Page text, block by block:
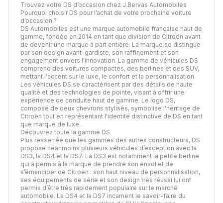
Trouvez votre DS d’occasion chez J.Bervas Automobiles
Pourquoi choisir DS pour l’achat de votre prochaine voiture
d’occasion ?
DS Automobiles est une marque automobile française haut de
gamme, fondée en 2014 en tant que division de Citroën avant
de devenir une marque à part entière. La marque se distingue
par son design avant-gardiste, son raffinement et son
engagement envers l'innovation. La gamme de véhicules DS
comprend des voitures compactes, des berlines et des SUV,
mettant l'accent sur le luxe, le confort et la personnalisation.
Les véhicules DS se caractérisent par des détails de haute
qualité et des technologies de pointe, visant à offrir une
expérience de conduite haut de gamme. Le logo DS,
composé de deux chevrons stylisés, symbolise l'héritage de
Citroën tout en représentant l'identité distinctive de DS en tant
que marque de luxe.
Découvrez toute la gamme DS
Plus resserrée que les gammes des autres constructeurs, DS
propose néanmoins plusieurs véhicules d’exception avec la
DS3, la DS4 et la DS7. La DS3 est notamment la petite berline
qui a permis à la marque de prendre son envol et de
s’émanciper de Citroën : son haut niveau de personnalisation,
ses équipements de série et son design très réussi lui ont
permis d’être très rapidement populaire sur le marché
automobile. La DS4 et la DS7 incarnent le savoir-faire du